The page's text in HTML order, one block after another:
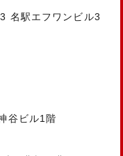
名駅エフワンビル3
谷ビル1階